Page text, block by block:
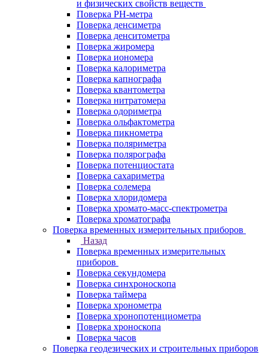
и физических свойств веществ
Поверка PH-метра
Поверка денсиметра
Поверка денситометра
Поверка жиромера
Поверка иономера
Поверка калориметра
Поверка капнографа
Поверка квантометра
Поверка нитратомера
Поверка одориметра
Поверка ольфактометра
Поверка пикнометра
Поверка поляриметра
Поверка полярографа
Поверка потенциостата
Поверка сахариметра
Поверка солемера
Поверка хлоридомера
Поверка хромато-масс-спектрометра
Поверка хроматографа
Поверка временных измерительных приборов
Назад
Поверка временных измерительных
приборов
Поверка секундомера
Поверка синхроноскопа
Поверка таймера
Поверка хронометра
Поверка хронопотенциометра
Поверка хроноскопа
Поверка часов
Поверка геодезических и строительных приборов